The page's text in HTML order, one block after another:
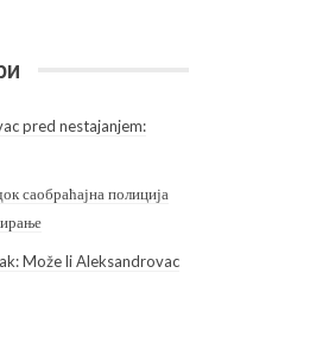
pred nestajanjem:
саобраћајна полиција
Može li Aleksandrovac